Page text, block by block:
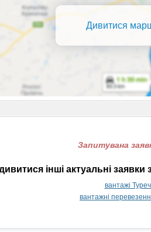
Дивитися
Запитувана
інші актуальні
вантажі
вантажні